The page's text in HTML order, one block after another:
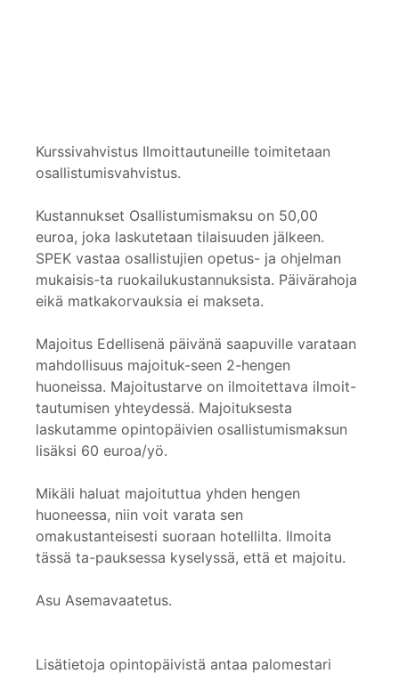
Kurssivahvistus Ilmoittautuneille toimitetaan
osallistumisvahvistus.
Kustannukset Osallistumismaksu on 50,00
euroa, joka laskutetaan tilaisuuden jälkeen.
SPEK vastaa osallistujien opetus- ja ohjelman
mukaisis-ta ruokailukustannuksista. Päivärahoja
eikä matkakorvauksia ei makseta.
Majoitus Edellisenä päivänä saapuville varataan
mahdollisuus majoituk-seen 2-hengen
huoneissa. Majoitustarve on ilmoitettava ilmoit-
tautumisen yhteydessä. Majoituksesta
laskutamme opintopäivien osallistumismaksun
lisäksi 60 euroa/yö.
Mikäli haluat majoituttua yhden hengen
huoneessa, niin voit varata sen
omakustanteisesti suoraan hotellilta. Ilmoita
tässä ta-pauksessa kyselyssä, että et majoitu.
Asu Asemavaatetus.
Lisätietoja opintopäivistä antaa palomestari